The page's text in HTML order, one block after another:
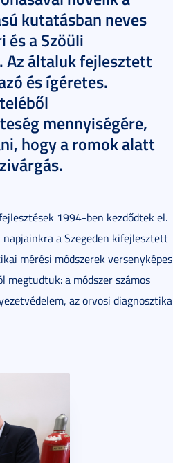
kutatásban neves
és a Szöüli
Az általuk fejlesztett
és ígéretes.
mennyiségére,
hogy a romok alatt
1994-ben kezdődtek el.
a Szegeden kifejlesztett
mérési módszerek versenyképes
megtudtuk: a módszer számos
az orvosi diagnosztika